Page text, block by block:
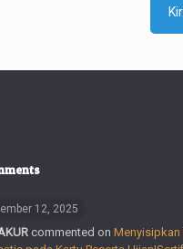
12, 2025
commented on